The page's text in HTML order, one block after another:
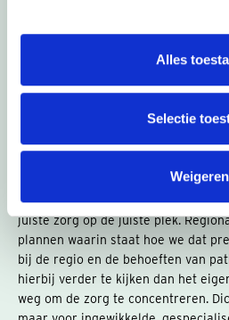
Alles
Selectie
Weigeren
andere over wat wel of niet door de
ook over blijven leren en
door patiënten. En het gaat over
behandeling die het beste bij hem of
Voor passende zorg moeten we
juiste zorg op de juiste plek.
plannen waarin staat hoe we dat
bij de regio en de behoeften van
hierbij verder te kijken dan het
weg om de zorg te concentreren.